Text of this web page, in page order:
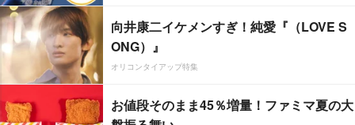
向井康二イケメンすぎ！純愛『（LOVE S
ONG）』
オリコンタイアップ特集
お値段そのまま45％増量！ファミマ夏の大